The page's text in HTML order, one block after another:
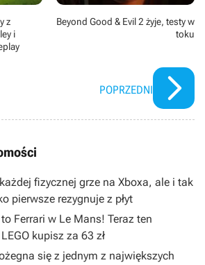
z
i
Beyond Good & Evil 2 żyje, testy w
toku
POPRZEDNI
fizycznej grze na Xboxa, ale i tak
pierwsze rezygnuje z płyt
to Ferrari w Le Mans! Teraz ten
kupisz za 63 zł
się z jednym z największych